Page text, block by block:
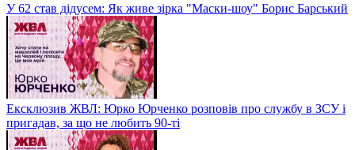
У 62 став дідусем: Як живе зірка "Маски-шоу" Борис Барський
Ексклюзив ЖВЛ: Юрко Юрченко розповів про службу в ЗСУ і
пригадав, за що не любить 90-ті